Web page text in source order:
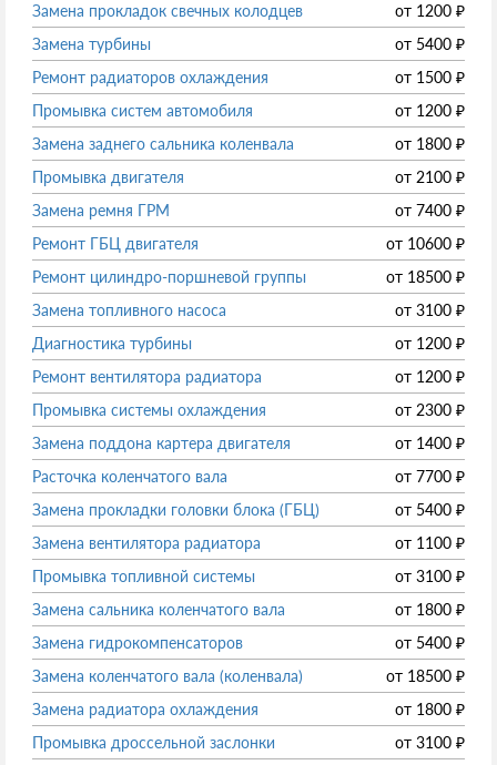
Замена прокладок свечных колодцев
от 1200 ₽
Замена турбины
от 5400 ₽
Ремонт радиаторов охлаждения
от 1500 ₽
Промывка систем автомобиля
от 1200 ₽
Замена заднего сальника коленвала
от 1800 ₽
Промывка двигателя
от 2100 ₽
Замена ремня ГРМ
от 7400 ₽
Ремонт ГБЦ двигателя
от 10600 ₽
Ремонт цилиндро-поршневой группы
от 18500 ₽
Замена топливного насоса
от 3100 ₽
Диагностика турбины
от 1200 ₽
Ремонт вентилятора радиатора
от 1200 ₽
Промывка системы охлаждения
от 2300 ₽
Замена поддона картера двигателя
от 1400 ₽
Расточка коленчатого вала
от 7700 ₽
Замена прокладки головки блока (ГБЦ)
от 5400 ₽
Замена вентилятора радиатора
от 1100 ₽
Промывка топливной системы
от 3100 ₽
Замена сальника коленчатого вала
от 1800 ₽
Замена гидрокомпенсаторов
от 5400 ₽
Замена коленчатого вала (коленвала)
от 18500 ₽
Замена радиатора охлаждения
от 1800 ₽
Промывка дроссельной заслонки
от 3100 ₽